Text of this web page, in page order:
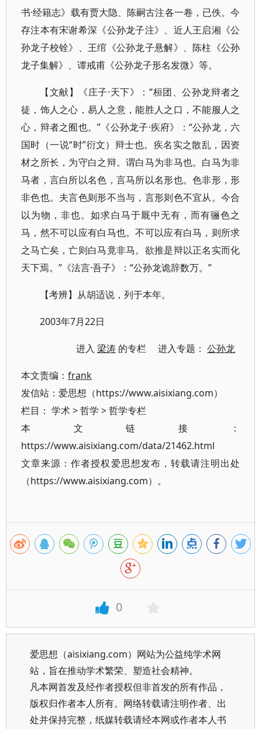
书·经籍志》载有贾大隐、陈嗣古注各一卷，已佚。今
存注本有宋谢希深《公孙龙子注》、近人王启湘《公
孙龙子校铨》、王绾《公孙龙子悬解》、陈柱《公孙
龙子集解》、谭戒甫《公孙龙子形名发微》等。
【文献】《庄子·天下》：“桓团、公孙龙辩者之
徒，饰人之心，易人之意，能胜人之口，不能服人之
心，辩者之囿也。”《公孙龙子·疾府》：“公孙龙，六
国时（一说“时”衍文）辩士也。疾名实之散乱，因资
材之所长，为守白之辩。谓白马为非马也。白马为非
马者，言白所以名色，言马所以名形也。色非形，形
非色也。夫言色则形不当与，言形则色不宜从。今合
以为物，非也。如求白马于厩中无有，而有骊色之
马，然不可以应有白马也。不可以应有白马，则所求
之马亡矣，亡则白马竟非马。欲推是辩以正名实而化
天下焉。”《法言·吾子》：“公孙龙诡辞数万。”
【考辨】从胡适说，列于本年。
2003年7月22日
进入梁涛 的专栏 进入专题：公孙龙
本文责编： frank
发信站：爱思想（https://www.aisixiang.com）
栏目： 学术>哲学 >哲学专栏
本文链接：
https://www.aisixiang.com/data/21462.html
文章来源：作者授权爱思想发布，转载请注明出处
（https://www.aisixiang.com）。
0
爱思想（aisixiang.com）网站为公益纯学术网
站，旨在推动学术繁荣、塑造社会精神。
凡本网首发及经作者授权但非首发的所有作品，
版权归作者本人所有。网络转载请注明作者、出
处并保持完整，纸媒转载请经本网或作者本人书